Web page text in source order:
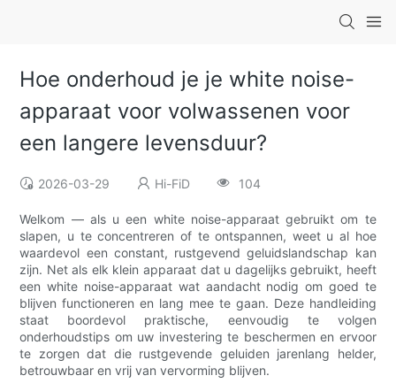
Hoe onderhoud je je white noise-
apparaat voor volwassenen voor
een langere levensduur?
2026-03-29 Hi-FiD 104
Welkom — als u een white noise-apparaat gebruikt om te
slapen, u te concentreren of te ontspannen, weet u al hoe
waardevol een constant, rustgevend geluidslandschap kan
zijn. Net als elk klein apparaat dat u dagelijks gebruikt, heeft
een white noise-apparaat wat aandacht nodig om goed te
blijven functioneren en lang mee te gaan. Deze handleiding
staat boordevol praktische, eenvoudig te volgen
onderhoudstips om uw investering te beschermen en ervoor
te zorgen dat die rustgevende geluiden jarenlang helder,
betrouwbaar en vrij van vervorming blijven.